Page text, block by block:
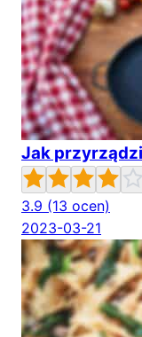
Jak
3.9 (13 ocen)
2023-03-21